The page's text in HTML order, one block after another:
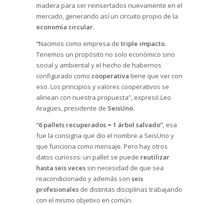
madera para ser reinsertados nuevamente en el
mercado, generando así un circuito propio de la
economía circular.
“Nacimos como empresa de triple impacto.
Tenemos un propósito no solo económico sino
social y ambiental y el hecho de habernos
configurado como cooperativa tiene que ver con
eso. Los principios y valores cooperativos se
alinean con nuestra propuesta”, expresó Leo
Aragües, presidente de SeisUno.
“6 pallets recuperados = 1 árbol salvado”, esa
fue la consigna que dio el nombre a SeisUno y
que funciona como mensaje. Pero hay otros
datos curiosos: un pallet se puede reutilizar
hasta seis veces sin necesidad de que sea
reacondicionado y además son seis
profesionales de distintas disciplinas trabajando
con el mismo objetivo en común.